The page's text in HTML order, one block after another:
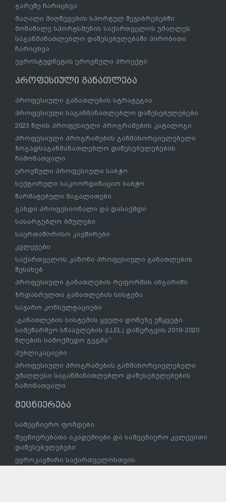
გარეშე ჩარიცხვა
მაღალი მიღწევების სპორტულ შეჯიბრებებში
მონაწილე სპორტსმენის საქართველოს უმაღლეს
საგანმანათლებლო დაწესებულებაში პირობითი
ჩარიცხვა
ევროსტუდნეტის ეროვნული პროექტი
პროფესიული განათლება
პროფესიული განათლების სტრატეგია
პროფესიული საგანმანათლებლო დაწესებულებები
2023 წლის პროფესიული პროგრამების კატალოგი
პროფესიული პროგრამების განმახორციელებელი
ზოგადსაგანმანათლებლო დაწესებულებების
ჩამონათვალი
ეროვნული პროფესიული საბჭო
სექტორული საკოორდინაციო საბჭო
წარმატებული მაგალითები
გახდი პროფესიონალი და დასაქმდი
სასარგებლო ბმულები
საერთაშორისო კავშირები
კვლევები
საქართველოს კანონი პროფესიული განათლების
შესახებ
პროფესიული განათლების რეფორმის ანგარიში
ზრდასრულთა განათლების სისტემა
საჯარო კონსულტაციები
„განათლების სისტემის ყველა დონეზე უწყვეტი
სამეწარმეო სწაავლების (LLEL) დანერგვის 2019-2020
წლების სამოქმედო გეგმა“’
პუბლიკაციები
პროფესიული პროგრამების განმახორციელებელი
უმაღლესი საგანმანათლებლო დაწესებულებების
ჩამონათვალი
მეცნიერება
სამეცნიერო ფონდები
მეცნიერებათა აკადემიები და სამეცნიერო კვლევითი
დაწესებულებები
ევროკავშირი საქართველოსთვის